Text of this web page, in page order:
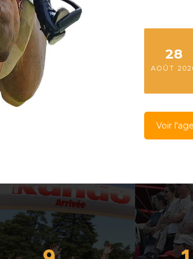
28
AOÛT
Voir